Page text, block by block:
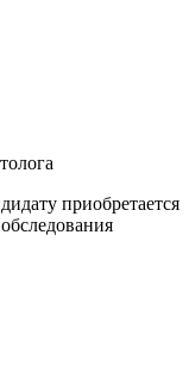
приобретается